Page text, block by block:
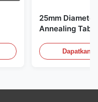
25mm
Annealing
Dapatkan